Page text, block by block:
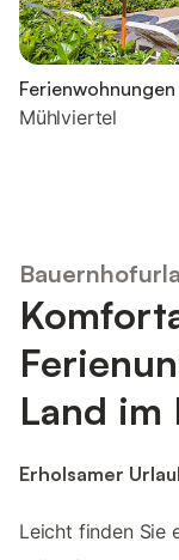
Mühlviertel
Land
Erholsamer
Leicht finden Sie